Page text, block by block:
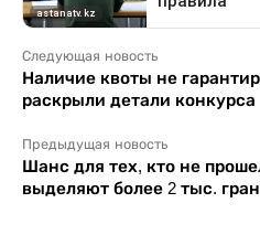
Следующая новость
Наличие квоты не
раскрыли детали конкурса
Предыдущая новость
Шанс для тех, кто не
выделяют более 2 тыс.